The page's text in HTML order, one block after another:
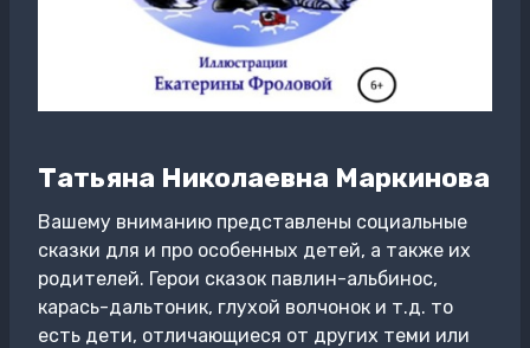
Татьяна Николаевна Маркинова
Вашему вниманию представлены социальные
сказки для и про особенных детей, а также их
родителей. Герои сказок павлин-альбинос,
карась-дальтоник, глухой волчонок и т.д. то
есть дети, отличающиеся от других теми или